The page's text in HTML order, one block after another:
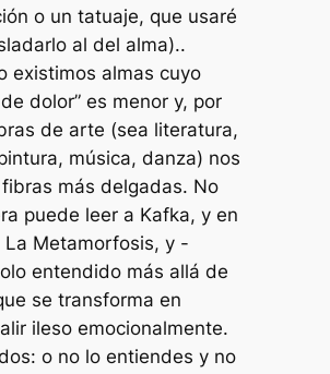
o un tatuaje, que usaré
al del alma)..
existimos almas cuyo
dolor” es menor y, por
de arte (sea literatura,
música, danza) nos
más delgadas. No
puede leer a Kafka, y en
La Metamorfosis, y -
entendido más allá de
se transforma en
ileso emocionalmente.
o no lo entiendes y no